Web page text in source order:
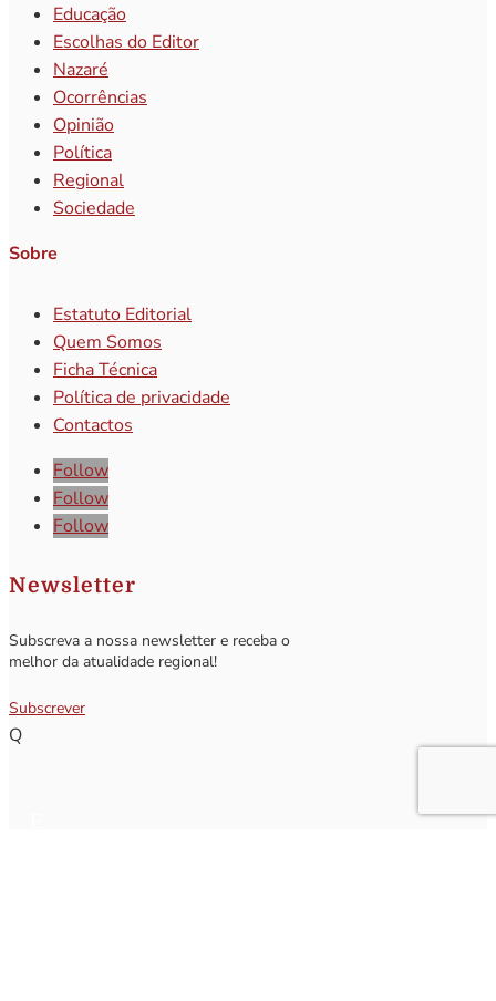
Educação
Escolhas do Editor
Nazaré
Ocorrências
Opinião
Política
Regional
Sociedade
Sobre
Estatuto Editorial
Quem Somos
Ficha Técnica
Política de privacidade
Contactos
Follow
Follow
Follow
Newsletter
Subscreva a nossa newsletter e receba o
melhor da atualidade regional!
Subscrever
Q